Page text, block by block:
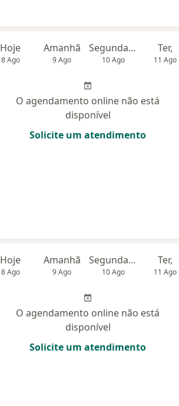
Hoje
8 Ago
Amanhã
9 Ago
Segunda-feira
10 Ago
Ter,
11 Ago
O agendamento online não está
disponível
Solicite um atendimento
Hoje
8 Ago
Amanhã
9 Ago
Segunda-feira
10 Ago
Ter,
11 Ago
O agendamento online não está
disponível
Solicite um atendimento